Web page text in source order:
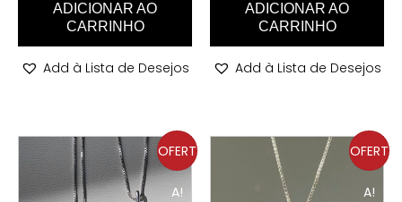
ADICIONAR AO
CARRINHO
Add à Lista de Desejos
ADICIONAR AO
CARRINHO
Add à Lista de Desejos
OFERT
A!
OFERT
A!